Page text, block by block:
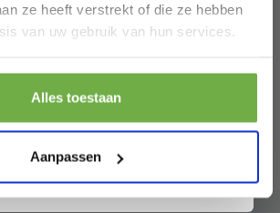
ze heeft verstrekt of die ze hebben
van uw gebruik van hun services.
Alles toestaan
Aanpassen
wanneer je jarig bent
Pak € 5,- korting
. Je kunt je op elk moment weer afmelden.